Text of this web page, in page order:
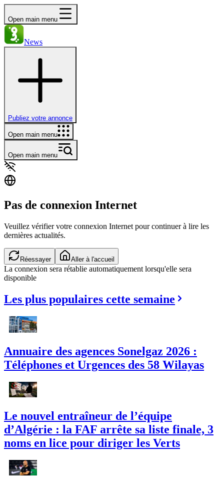
Open main menu
News
Publiez votre annonce
Open main menu
Open main menu
Pas de connexion Internet
Veuillez vérifier votre connexion Internet pour continuer à lire les
dernières actualités.
Réessayer Aller à l'accueil
La connexion sera rétablie automatiquement lorsqu'elle sera
disponible
Les plus populaires cette semaine
Annuaire des agences Sonelgaz 2026 :
Téléphones et Urgences des 58 Wilayas
Le nouvel entraîneur de l’équipe
d’Algérie : la FAF arrête sa liste finale, 3
noms en lice pour diriger les Verts